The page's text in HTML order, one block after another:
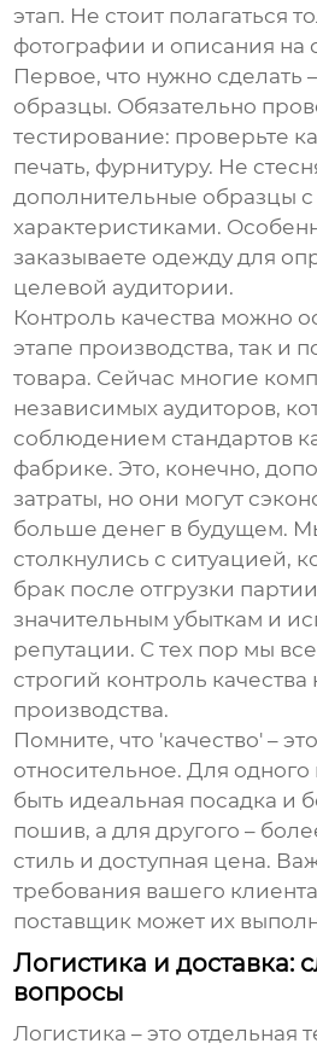
этап. Не стоит полагаться
фотографии и описания на
Первое, что нужно сделать
образцы. Обязательно
тестирование: проверьте
печать, фурнитуру. Не
дополнительные образцы
характеристиками.
заказываете одежду для
целевой аудитории.
Контроль качества можно
этапе производства, так и
товара. Сейчас многие
независимых аудиторов,
соблюдением стандартов
фабрике. Это, конечно,
затраты, но они могут
больше денег в будущем.
столкнулись с ситуацией,
брак после отгрузки
значительным убыткам и
репутации. С тех пор мы
строгий контроль качества
производства.
Помните, что 'качество' –
относительное. Для
быть идеальная посадка и
пошив, а для другого –
стиль и доступная цена.
требования вашего
поставщик может их
Логистика и доставка:
вопросы
Логистика – это отдельная